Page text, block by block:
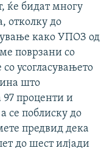
ќе бидат многу
отколку до
како УПОЗ од
поврзани со
усогласувањето
што
проценти и
се поблиску до
предвид дека
до шест илјади